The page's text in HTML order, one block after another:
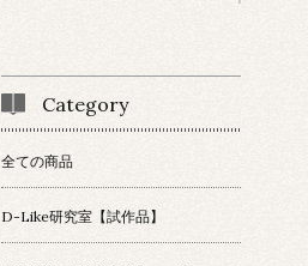
Category
全ての商品
D-Like研究室【試作品】